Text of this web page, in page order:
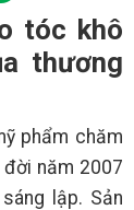
tóc khô
thương
phẩm chăm
năm 2007
lập. Sản